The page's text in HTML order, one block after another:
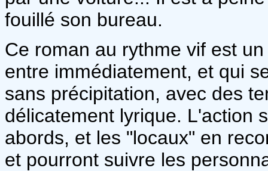
fouillé son bureau.
Ce roman au rythme vif est
entre immédiatement, et qui
sans précipitation, avec des
délicatement lyrique. L'action
abords, et les "locaux" en
et pourront suivre les